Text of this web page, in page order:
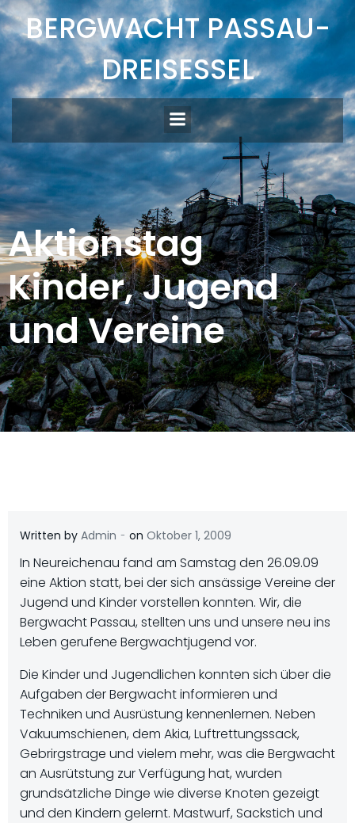
Zum
Inhalt
springen
BERGWACHT PASSAU-
DREISESSEL
Aktionstag
Kinder, Jugend
und Vereine
Written by Admin - on Oktober 1, 2009
In Neureichenau fand am Samstag den 26.09.09
eine Aktion statt, bei der sich ansässige Vereine der
Jugend und Kinder vorstellen konnten. Wir, die
Bergwacht Passau, stellten uns und unsere neu ins
Leben gerufene Bergwachtjugend vor.
Die Kinder und Jugendlichen konnten sich über die
Aufgaben der Bergwacht informieren und
Techniken und Ausrüstung kennenlernen. Neben
Vakuumschienen, dem Akia, Luftrettungssack,
Gebrirgstrage und vielem mehr, was die Bergwacht
an Ausrütstung zur Verfügung hat, wurden
grundsätzliche Dinge wie diverse Knoten gezeigt
und den Kindern gelernt. Mastwurf, Sackstich und